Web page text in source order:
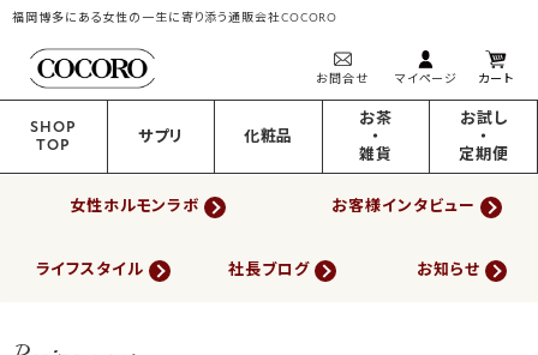
福岡博多にある女性の一生に寄り添う通販会社COCORO
お問合せ マイページ カート
SHOP
TOP
サプリ 化粧品
お茶
・
雑貨
お試し
・
定期便
女性ホルモンラボ お客様インタビュー
ライフスタイル 社長ブログ お知らせ